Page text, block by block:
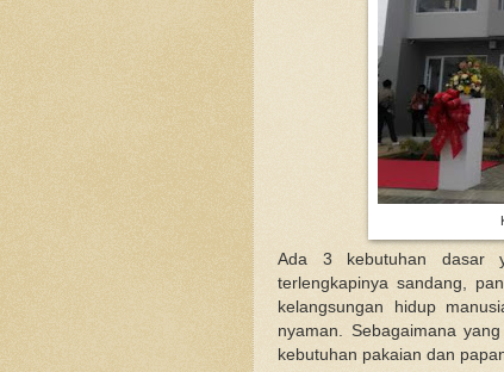
Ada 3 kebutuhan dasar
terlengkapinya sandang,
kelangsungan hidup
nyaman. Sebagaimana
kebutuhan pakaian dan